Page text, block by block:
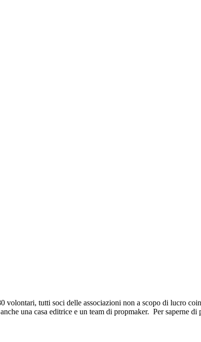
volontari, tutti soci delle associazioni non a scopo di lucro
una casa editrice e un team di propmaker. Per saperne di